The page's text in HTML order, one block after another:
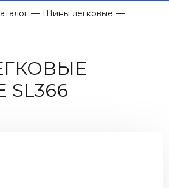
— Шины легковые —
SL366